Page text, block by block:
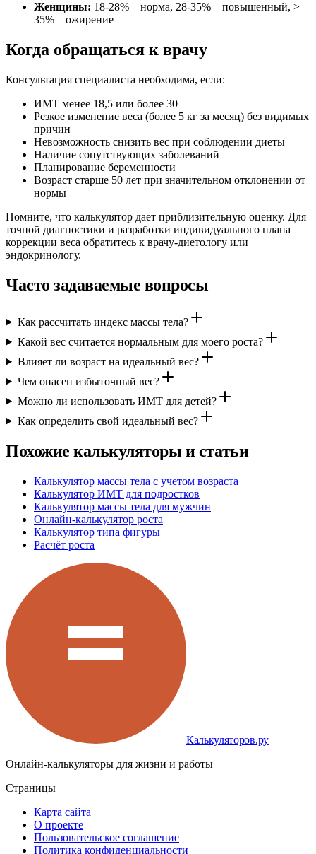
Женщины: 18-28% – норма, 28-35% – повышенный, >
35% – ожирение
Когда обращаться к врачу
Консультация специалиста необходима, если:
ИМТ менее 18,5 или более 30
Резкое изменение веса (более 5 кг за месяц) без видимых
причин
Невозможность снизить вес при соблюдении диеты
Наличие сопутствующих заболеваний
Планирование беременности
Возраст старше 50 лет при значительном отклонении от
нормы
Помните, что калькулятор дает приблизительную оценку. Для
точной диагностики и разработки индивидуального плана
коррекции веса обратитесь к врачу-диетологу или
эндокринологу.
Часто задаваемые вопросы
Как рассчитать индекс массы тела?
Какой вес считается нормальным для моего роста?
Влияет ли возраст на идеальный вес?
Чем опасен избыточный вес?
Можно ли использовать ИМТ для детей?
Как определить свой идеальный вес?
Похожие калькуляторы и статьи
Калькулятор массы тела с учетом возраста
Калькулятор ИМТ для подростков
Калькулятор массы тела для мужчин
Онлайн-калькулятор роста
Калькулятор типа фигуры
Расчёт роста
Калькуляторов.ру
Онлайн-калькуляторы для жизни и работы
Страницы
Карта сайта
О проекте
Пользовательское соглашение
Политика конфиденциальности